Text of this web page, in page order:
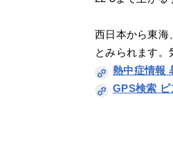
西日本から東海
とみられます。
熱中症情報
GPS検索 ピ